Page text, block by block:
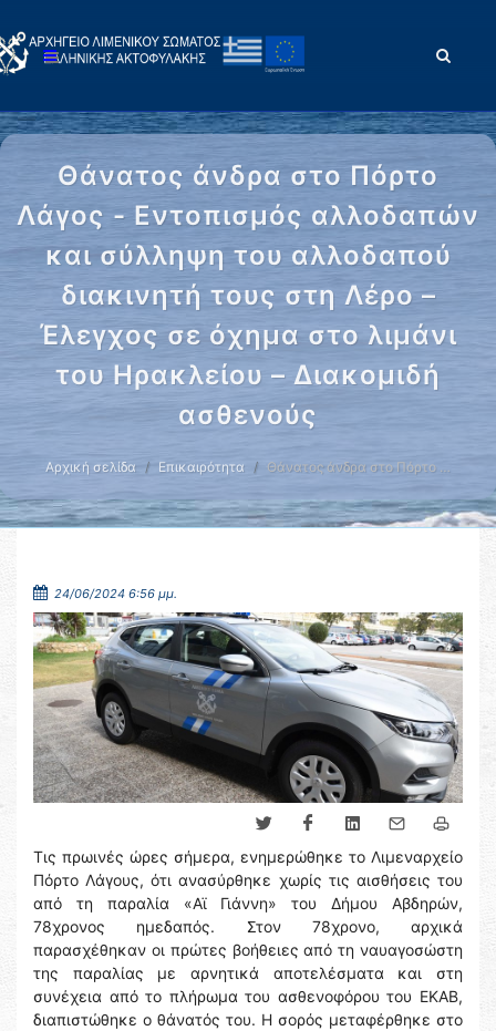
Θάνατος άνδρα στο Πόρτο
Λάγος - Εντοπισμός αλλοδαπών
και σύλληψη του αλλοδαπού
διακινητή τους στη Λέρο –
Έλεγχος σε όχημα στο λιμάνι
του Ηρακλείου – Διακομιδή
ασθενούς
Αρχική σελίδα Επικαιρότητα Θάνατος άνδρα στο Πόρτο …
24/06/2024 6:56 μμ.
Τις πρωινές ώρες σήμερα, ενημερώθηκε το Λιμεναρχείο
Πόρτο Λάγους, ότι ανασύρθηκε χωρίς τις αισθήσεις του
από τη παραλία «Αϊ Γιάννη» του Δήμου Αβδηρών,
78χρονος ημεδαπός. Στον 78χρονο, αρχικά
παρασχέθηκαν οι πρώτες βοήθειες από τη ναυαγοσώστη
της παραλίας με αρνητικά αποτελέσματα και στη
συνέχεια από το πλήρωμα του ασθενοφόρου του ΕΚΑΒ,
διαπιστώθηκε ο θάνατός του. Η σορός μεταφέρθηκε στο